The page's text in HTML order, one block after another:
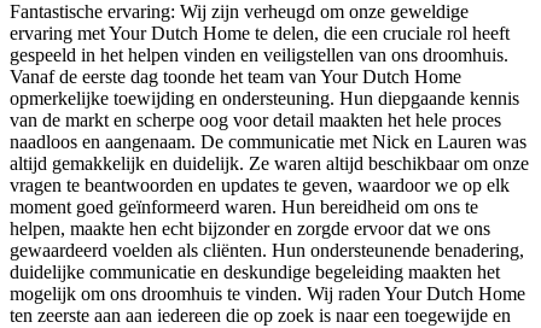
Fantastische ervaring: Wij zijn verheugd om onze geweldige
ervaring met Your Dutch Home te delen, die een cruciale rol heeft
gespeeld in het helpen vinden en veiligstellen van ons droomhuis.
Vanaf de eerste dag toonde het team van Your Dutch Home
opmerkelijke toewijding en ondersteuning. Hun diepgaande kennis
van de markt en scherpe oog voor detail maakten het hele proces
naadloos en aangenaam. De communicatie met Nick en Lauren was
altijd gemakkelijk en duidelijk. Ze waren altijd beschikbaar om onze
vragen te beantwoorden en updates te geven, waardoor we op elk
moment goed geïnformeerd waren. Hun bereidheid om ons te
helpen, maakte hen echt bijzonder en zorgde ervoor dat we ons
gewaardeerd voelden als cliënten. Hun ondersteunende benadering,
duidelijke communicatie en deskundige begeleiding maakten het
mogelijk om ons droomhuis te vinden. Wij raden Your Dutch Home
ten zeerste aan aan iedereen die op zoek is naar een toegewijde en